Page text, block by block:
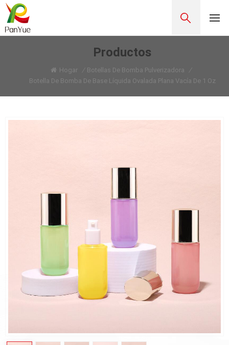
Productos
Hogar / Botellas De Bomba Pulverizadora
/
Botella De Bomba De Base Líquida Ovalada Plana Vacía De 1 Oz